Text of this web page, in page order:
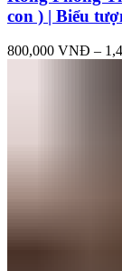
con ) | Biểu
800,000 VNĐ –